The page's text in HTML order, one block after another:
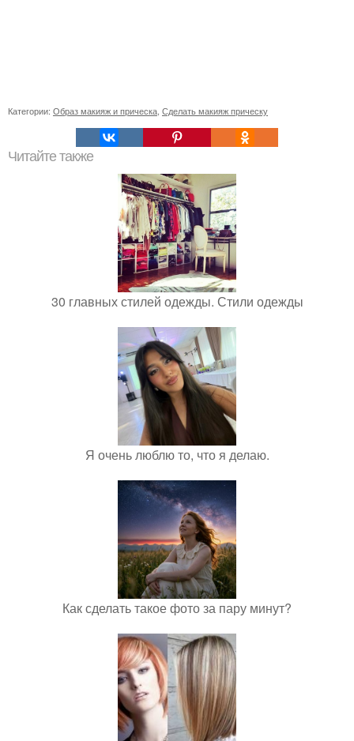
Категории: Образ макияж и прическа Сделать макияж прическу
Читайте также
30 главных стилей одежды. Стили одежды
Я очень люблю то, что я делаю.
Как сделать такое фото за пару минут?